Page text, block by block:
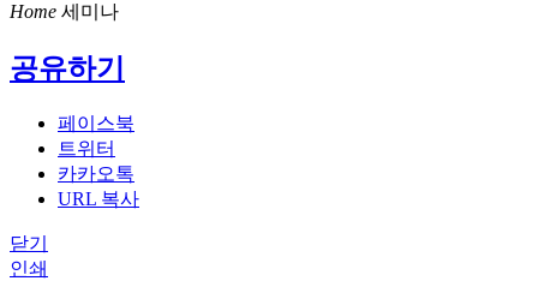
Home 세미나
공유하기
페이스북
트위터
카카오톡
URL 복사
닫기
인쇄